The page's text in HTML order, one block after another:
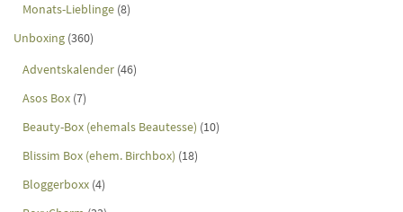
Monats-Lieblinge (8)
Unboxing (360)
Adventskalender (46)
Asos Box (7)
Beauty-Box (ehemals Beautesse) (10)
Blissim Box (ehem. Birchbox) (18)
Bloggerboxx (4)